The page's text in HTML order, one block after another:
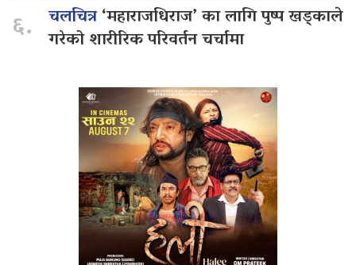
६. चलचित्र‘महाराजधिराज’ का लागि पुष्प खड्काले
गरेको शारीरिक परिवर्तन चर्चामा